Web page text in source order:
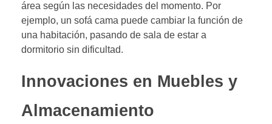
área según las necesidades del momento. Por
ejemplo, un sofá cama puede cambiar la función de
una habitación, pasando de sala de estar a
dormitorio sin dificultad.
Innovaciones en Muebles y
Almacenamiento